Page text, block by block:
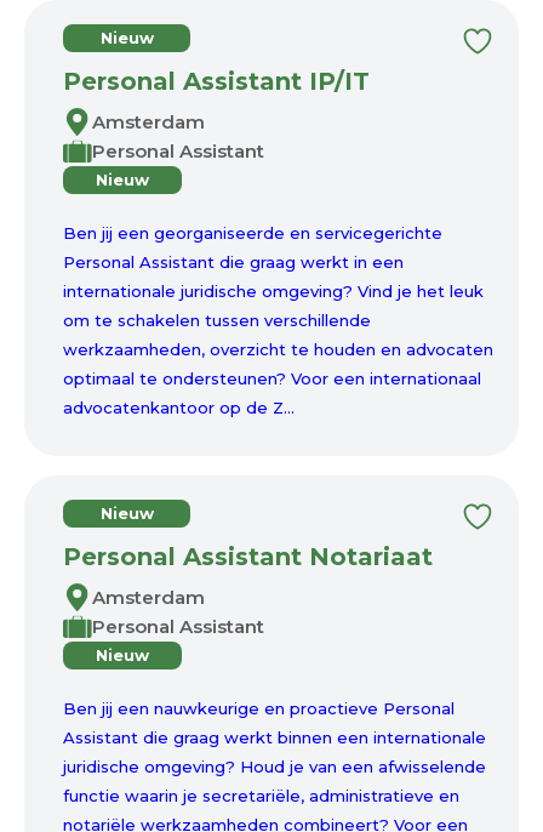
Nieuw
Personal Assistant IP/IT
Amsterdam
Personal Assistant
Nieuw
Ben jij een georganiseerde en servicegerichte
Personal Assistant die graag werkt in een
internationale juridische omgeving? Vind je het leuk
om te schakelen tussen verschillende
werkzaamheden, overzicht te houden en advocaten
optimaal te ondersteunen? Voor een internationaal
advocatenkantoor op de Z...
Nieuw
Personal Assistant Notariaat
Amsterdam
Personal Assistant
Nieuw
Ben jij een nauwkeurige en proactieve Personal
Assistant die graag werkt binnen een internationale
juridische omgeving? Houd je van een afwisselende
functie waarin je secretariële, administratieve en
notariële werkzaamheden combineert? Voor een